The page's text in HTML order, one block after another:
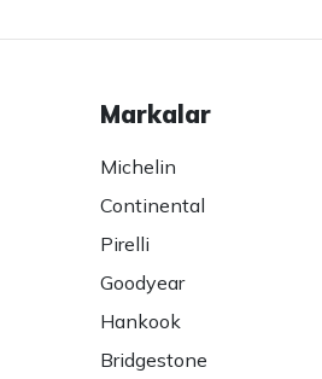
Markalar
Michelin
Continental
Pirelli
Goodyear
Hankook
Bridgestone